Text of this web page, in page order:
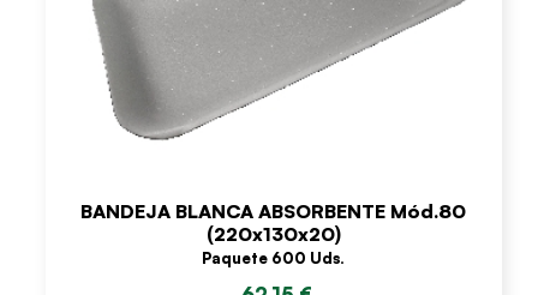
BANDEJA BLANCA ABSORBENTE Mód.80
(220x130x20)
Paquete 600 Uds.